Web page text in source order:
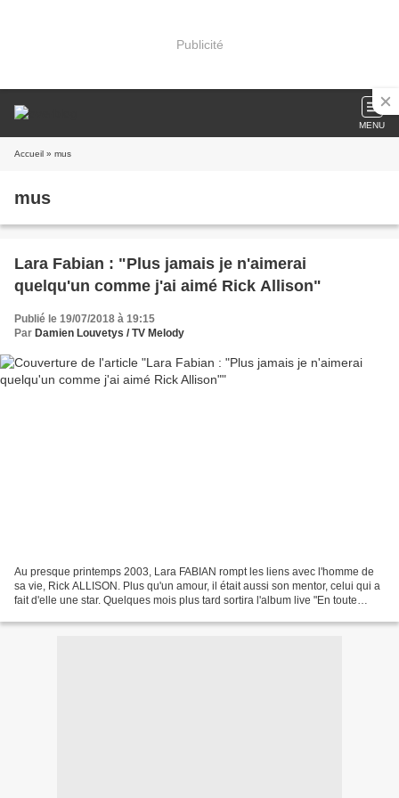
Publicité
MENU
Accueil » mus
mus
Lara Fabian : "Plus jamais je n'aimerai
quelqu'un comme j'ai aimé Rick Allison"
Publié le 19/07/2018 à 19:15
Par Damien Louvetys / TV Melody
Au presque printemps 2003, Lara FABIAN rompt les liens avec l'homme de
sa vie, Rick ALLISON. Plus qu'un amour, il était aussi son mentor, celui qui a
fait d'elle une star. Quelques mois plus tard sortira l'album live "En toute